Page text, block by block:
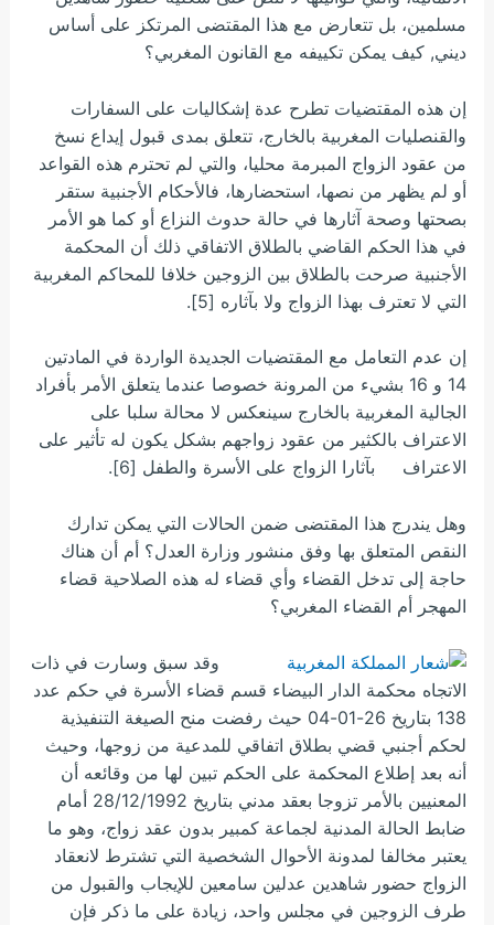
مسلمين، بل تتعارض مع هذا المقتضى المرتكز على أساس
ديني, كيف يمكن تكييفه مع القانون المغربي؟
إن هذه المقتضيات تطرح عدة إشكاليات على السفارات
والقنصليات المغربية بالخارج، تتعلق بمدى قبول إيداع نسخ
من عقود الزواج المبرمة محليا، والتي لم تحترم هذه القواعد
أو لم يظهر من نصها، استحضارها، فالأحكام الأجنبية ستقر
بصحتها وصحة آثارها في حالة حدوث النزاع أو كما هو الأمر
في هذا الحكم القاضي بالطلاق الاتفاقي ذلك أن المحكمة
الأجنبية صرحت بالطلاق بين الزوجين خلافا للمحاكم المغربية
التي لا تعترف بهذا الزواج ولا بآثاره [5].
إن عدم التعامل مع المقتضيات الجديدة الواردة في المادتين
14 و 16 بشيء من المرونة خصوصا عندما يتعلق الأمر بأفراد
الجالية المغربية بالخارج سينعكس لا محالة سلبا على
الاعتراف بالكثير من عقود زواجهم بشكل يكون له تأثير على
الاعتراف بآثارا الزواج على الأسرة والطفل [6].
وهل يندرج هذا المقتضى ضمن الحالات التي يمكن تدارك
النقص المتعلق بها وفق منشور وزارة العدل؟ أم أن هناك
حاجة إلى تدخل القضاء وأي قضاء له هذه الصلاحية قضاء
المهجر أم القضاء المغربي؟
وقد سبق وسارت في ذات
الاتجاه محكمة الدار البيضاء قسم قضاء الأسرة في حكم عدد
138 بتاريخ 26-01-04 حيث رفضت منح الصيغة التنفيذية
لحكم أجنبي قضي بطلاق اتفاقي للمدعية من زوجها، وحيث
أنه بعد إطلاع المحكمة على الحكم تبين لها من وقائعه أن
المعنيين بالأمر تزوجا بعقد مدني بتاريخ 28/12/1992 أمام
ضابط الحالة المدنية لجماعة كمبير بدون عقد زواج، وهو ما
يعتبر مخالفا لمدونة الأحوال الشخصية التي تشترط لانعقاد
الزواج حضور شاهدين عدلين سامعين للإيجاب والقبول من
طرف الزوجين في مجلس واحد، زيادة على ما ذكر فإن